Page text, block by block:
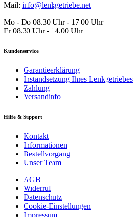
Mail: info@lenkgetriebe.net
Mo - Do 08.30 Uhr - 17.00 Uhr
Fr 08.30 Uhr - 14.00 Uhr
Kundenservice
Garantieerklärung
Instandsetzung Ihres Lenkgetriebes
Zahlung
Versandinfo
Hilfe & Support
Kontakt
Informationen
Bestellvorgang
Unser Team
AGB
Widerruf
Datenschutz
Cookie-Einstellungen
Impressum